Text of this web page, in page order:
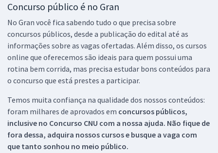
Concurso público é no Gran
No Gran você fica sabendo tudo o que precisa sobre
concursos públicos, desde a publicação do edital até as
informações sobre as vagas ofertadas. Além disso, os cursos
online que oferecemos são ideais para quem possui uma
rotina bem corrida, mas precisa estudar bons conteúdos para
o concurso que está prestes a participar.
Temos muita confiança na qualidade dos nossos conteúdos:
foram milhares de aprovados em concursos públicos,
inclusive no Concurso CNU com a nossa ajuda. Não fique de
fora dessa, adquira nossos cursos e busque a vaga com
que tanto sonhou no meio público.